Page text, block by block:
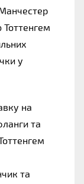
у
на
та
та